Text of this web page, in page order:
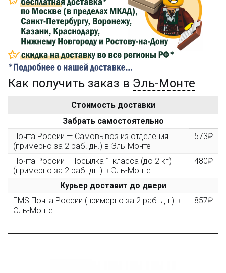
Сделайте заказ на сумму не менее 3 000₽, оплатите
его на карту Сбербанка и получите 150₽ на
компенсацию доставки.
...на следующий заказ
Золотая скидка
персональная
10%
3000 рублей, Вы получите постоянную скидку на все
повторные заказы - 10%
Скидка за обзор
(фото сборки) до 10%
Пришлите фото поэтапной сборки купленного
конструктора и получите дополнительную скидку
10% при покупке следующего набора (не дороже 10
Как получить заказ в Эль-Монте
Стоимость доставки
Забрать самостоятельно
Почта России — Самовывоз из отделения
(примерно за 2 раб. дн.) в Эль-Монте
573₽
Почта России - Посылка 1 класса (до 2 кг)
(примерно за 2 раб. дн.) в Эль-Монте
480₽
Курьер доставит до двери
EMS Почта России (примерно за 2 раб. дн.) в
Эль-Монте
857₽